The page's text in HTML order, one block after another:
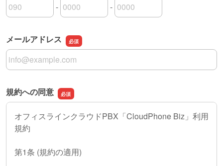
連絡先の市外局番
-
連絡先の市内局番 -
連絡先の加入者番号
メールアドレス
メールアドレス
規約への同意
オフィスラインクラウドPBX「CloudPhone Biz」利用
規約
第1条 (規約の適用)